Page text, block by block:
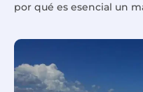
por qué es esencial un